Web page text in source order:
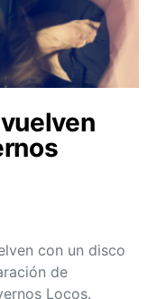
vuelven
con un disco
de
Locos.